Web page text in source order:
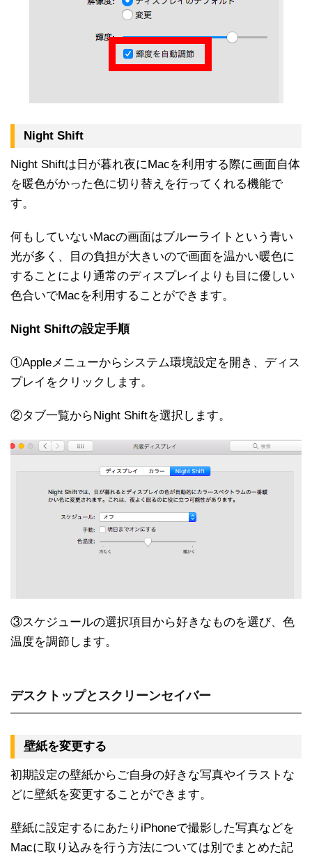
Night Shift
Night Shiftは日が暮れ夜にMacを利用する際に画面自体
を暖色がかった色に切り替えを行ってくれる機能で
す。
何もしていないMacの画面はブルーライトという青い
光が多く、目の負担が大きいので画面を温かい暖色に
することにより通常のディスプレイよりも目に優しい
色合いでMacを利用することができます。
Night Shiftの設定手順
①Appleメニューからシステム環境設定を開き、ディス
プレイをクリックします。
②タブ一覧からNight Shiftを選択します。
③スケジュールの選択項目から好きなものを選び、色
温度を調節します。
デスクトップとスクリーンセイバー
壁紙を変更する
初期設定の壁紙からご自身の好きな写真やイラストな
どに壁紙を変更することができます。
壁紙に設定するにあたりiPhoneで撮影した写真などを
Macに取り込みを行う方法については別でまとめた記